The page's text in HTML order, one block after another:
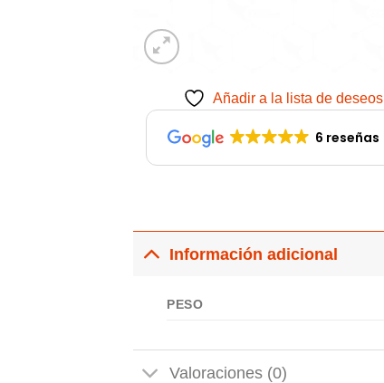
Añadir a la lista de deseos
6 reseñas
Información adicional
PESO
Valoraciones (0)